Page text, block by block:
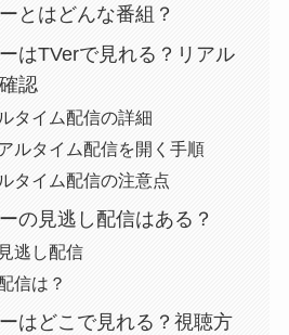
とはどんな番組？
はTVerで見れる？リアル
認
タイム配信の詳細
ルタイム配信を開く手順
タイム配信の注意点
の見逃し配信はある？
逃し配信
信は？
はどこで見れる？視聴方